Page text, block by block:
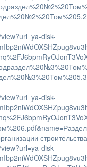
disk-
disk-
строительства
disk-